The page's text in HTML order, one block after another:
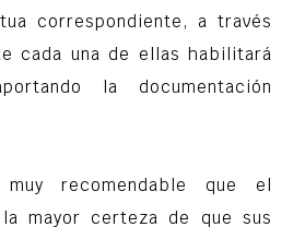
correspondiente, a través
cada una de ellas habilitará
la documentación
recomendable que el
mayor certeza de que sus